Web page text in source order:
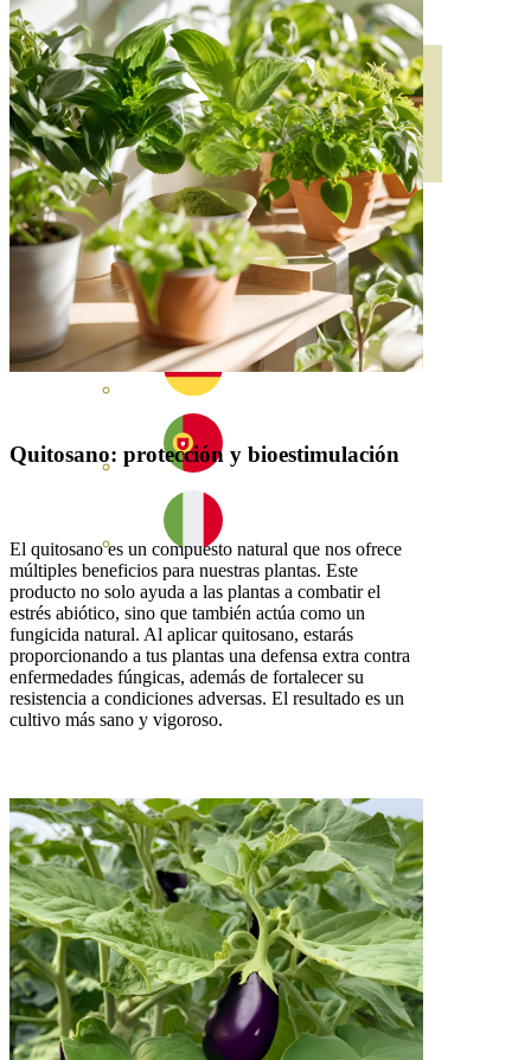
CONTACTO
Quitosano: protección y bioestimulación
El quitosano es un compuesto natural que nos ofrece
múltiples beneficios para nuestras plantas. Este
producto no solo ayuda a las plantas a combatir el
estrés abiótico, sino que también actúa como un
fungicida natural. Al aplicar quitosano, estarás
proporcionando a tus plantas una defensa extra contra
enfermedades fúngicas, además de fortalecer su
resistencia a condiciones adversas. El resultado es un
cultivo más sano y vigoroso.